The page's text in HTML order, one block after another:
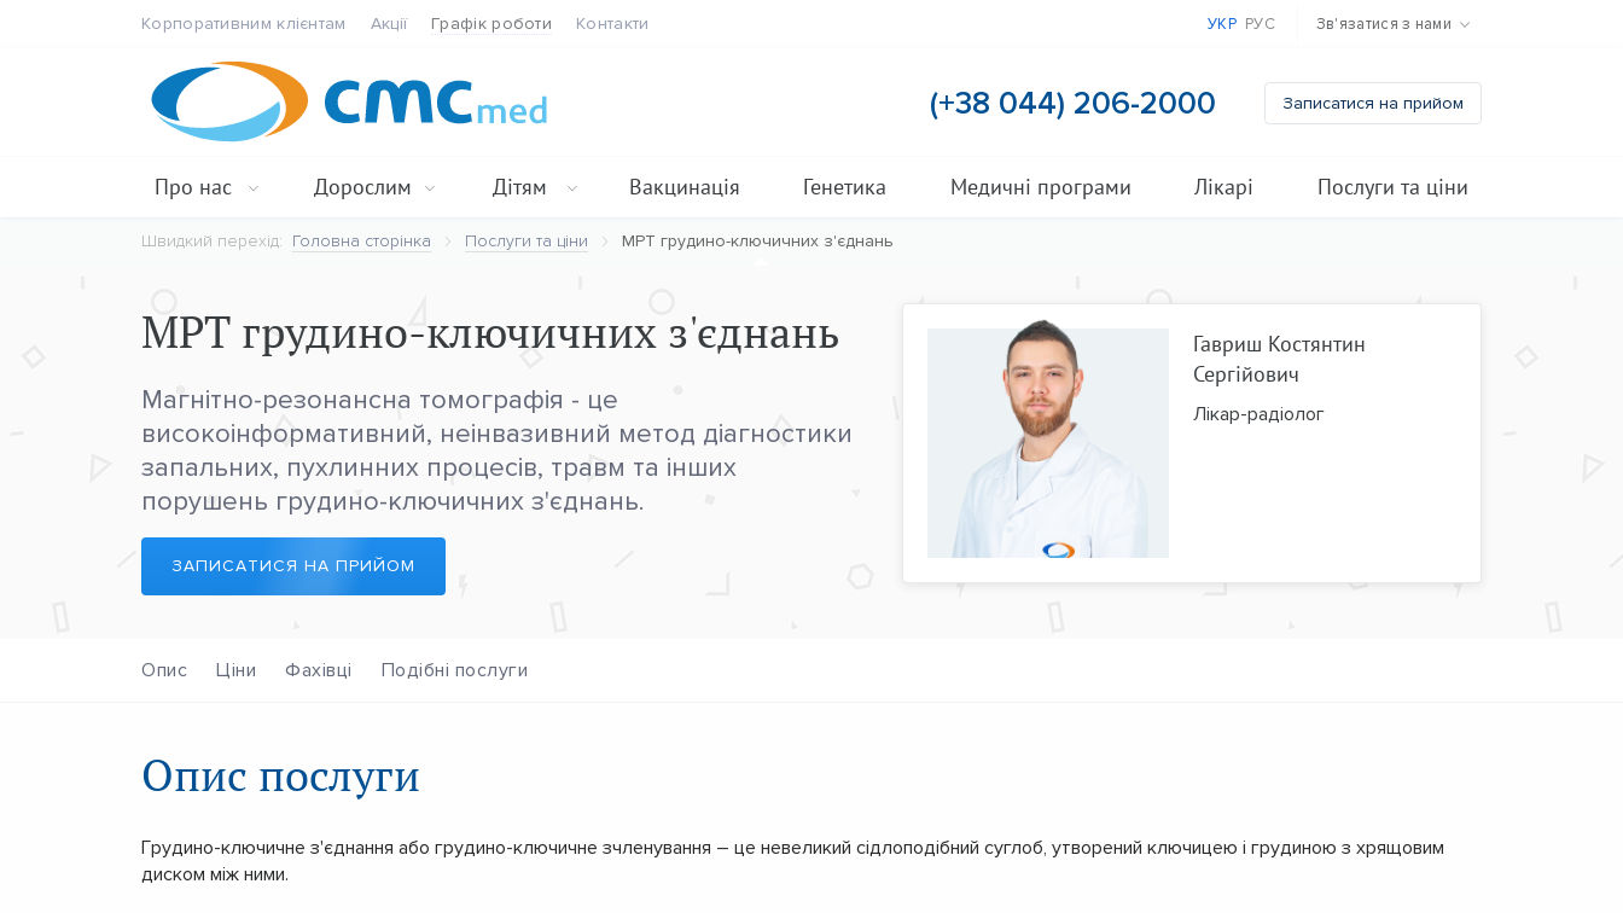
Корпоративним клієнтам Акції Графік роботи Контакти УКР РУС Зв'язатися з нами
(+38 044) 206-2000 Записатися на прийом
Про нас Дорослим Дітям Вакцинація Генетика Медичні програми Лікарі Послуги та ціни
Швидкий перехід: Головна сторінка Послуги та ціни МРТ грудино-ключичних з'єднань
Гавриш Костянтин
Сергійович
Лікар-радіолог
МРТ грудино-ключичних з'єднань
Магнітно-резонансна томографія - це
високоінформативний, неінвазивний метод діагностики
запальних, пухлинних процесів, травм та інших
порушень грудино-ключичних з'єднань.
ЗАПИСАТИСЯ НА ПРИЙОМ
Опис Ціни Фахівці Подібні послуги
Опис послуги
Грудино-ключичне з'єднання або грудино-ключичне зчленування – це невеликий сідлоподібний суглоб, утворений ключицею і грудиною з хрящовим
диском між ними.